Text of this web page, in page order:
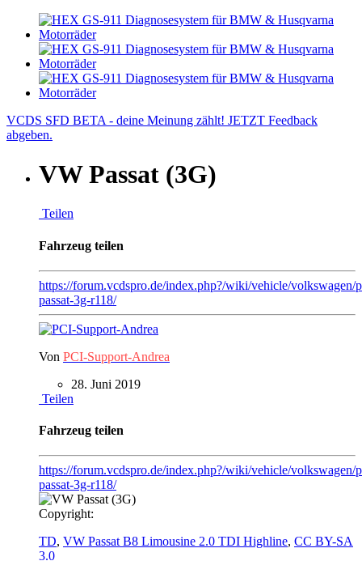
VCDS SFD BETA - deine Meinung zählt! JETZT Feedback
abgeben.
VW Passat (3G)
Teilen
Fahrzeug teilen
https://forum.vcdspro.de/index.php?/wiki/vehicle/volkswagen/
passat-3g-r118/
Von PCI-Support-Andrea
28. Juni 2019
Teilen
Fahrzeug teilen
https://forum.vcdspro.de/index.php?/wiki/vehicle/volkswagen/
passat-3g-r118/
Copyright:
TD, VW Passat B8 Limousine 2.0 TDI Highline, CC BY-SA
3.0